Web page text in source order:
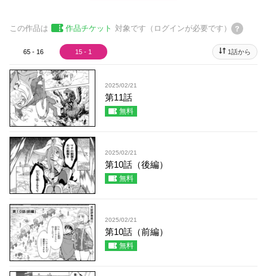
この作品は 作品チケット 対象です（ログインが必要です）
65 - 16 15 - 1 1話から
2025/02/21
第11話
無料
2025/02/21
第10話（後編）
無料
2025/02/21
第10話（前編）
無料